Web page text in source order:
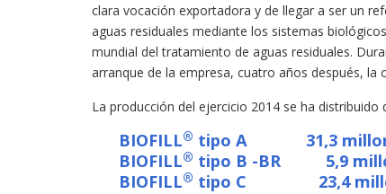
clara vocación exportadora y de llegar a ser un
aguas residuales mediante los sistemas
mundial del tratamiento de aguas residuales.
arranque de la empresa, cuatro años después,
La producción del ejercicio 2014 se ha distribuido
BIOFILL® tipo A 31,3
BIOFILL® tipo B -BR
5,9
BIOFILL® tipo C 23,4